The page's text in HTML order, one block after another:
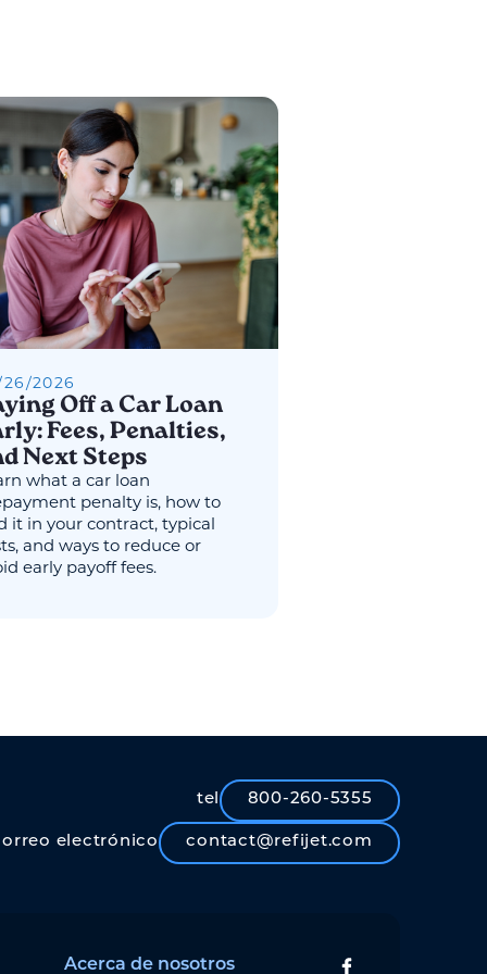
26 /2026
Off a Car Loan
Fees, Penalties,
Next Steps
what a car loan
penalty is, how to
it in your contract, typical
and ways to reduce or
early payoff fees.
tel 800-260-5355
electrónico contact@refijet.com
Acerca de nosotros